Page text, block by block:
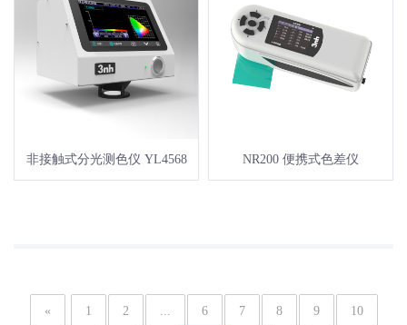
非接触式分光测色仪 YL4568 NR200 便携式色差仪
« 1 2 ... 6 7 8 9 10